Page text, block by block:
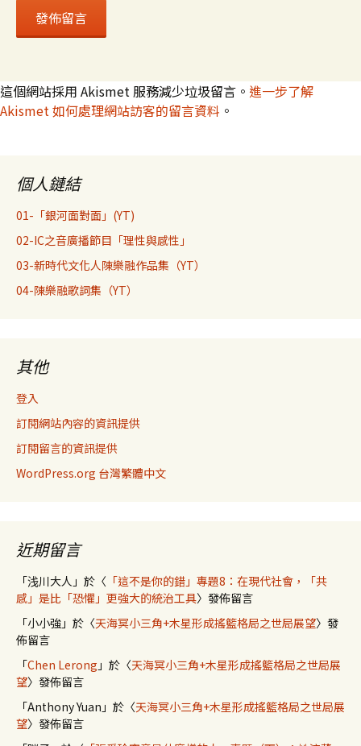
這個網站採用 Akismet 服務減少垃圾留言。 進一步了解
Akismet 如何處理網站訪客的留言資料 。
個人鏈結
01-「銀河面對面」(YT)
02-IC之音廣播節目「理性與感性」
03-新時代文化人陳樂融作品集（YT）
04-陳樂融歌詞集（YT）
其他
登入
訂閱網站內容的資訊提供
訂閱留言的資訊提供
WordPress.org 台灣繁體中文
近期留言
「浅川大人 」於〈 「這不是你的錯」專題8：在現代社會，「共
感」是比「恐懼」更強大的統治工具〉發佈留言
「小小強 」於〈天海冥小三角+木星形成搖籃格局之世局展望〉發
佈留言
「Chen Lerong 」於〈天海冥小三角+木星形成搖籃格局之世局展
望〉發佈留言
「Anthony Yuan 」於〈天海冥小三角+木星形成搖籃格局之世局展
望〉發佈留言